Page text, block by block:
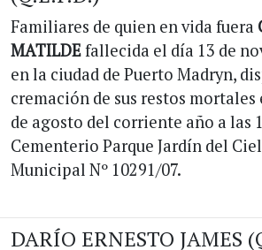
Familiares de quien en vida fuera
MATILDEfallecida el día 13 de
en la ciudad de Puerto Madryn,
cremación de sus restos mortales
de agosto del corriente año a las
Cementerio Parque Jardín del
Municipal Nº 10291/07.
DARÍO ERNESTO JAMES